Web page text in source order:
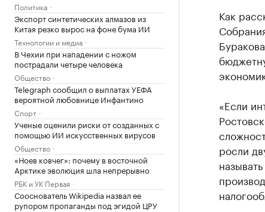
Политика
Экспорт синтетических алмазов из
Китая резко вырос на фоне бума ИИ
Технологии и медиа
В Чехии при нападении с ножом
пострадали четыре человека
Общество
Telegraph сообщил о выплатах УЕФА
вероятной любовнице Инфантино
Спорт
Ученые оценили риски от созданных с
помощью ИИ искусственных вирусов
Общество
«Ноев ковчег»: почему в восточной
Арктике эволюция шла непрерывно
РБК и УК Первая
Сооснователь Wikipedia назвал ее
рупором пропаганды под эгидой ЦРУ
Как
«Если
росли